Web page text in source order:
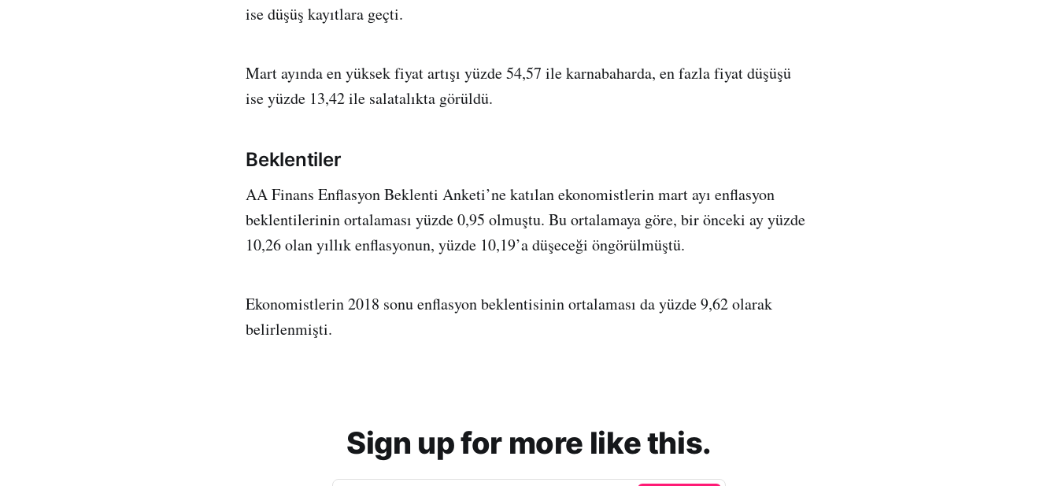
ise düşüş kayıtlara geçti.
Mart ayında en yüksek fiyat artışı yüzde 54,57 ile karnabaharda, en fazla fiyat düşüşü
ise yüzde 13,42 ile salatalıkta görüldü.
Beklentiler
AA Finans Enflasyon Beklenti Anketi’ne katılan ekonomistlerin mart ayı enflasyon
beklentilerinin ortalaması yüzde 0,95 olmuştu. Bu ortalamaya göre, bir önceki ay yüzde
10,26 olan yıllık enflasyonun, yüzde 10,19’a düşeceği öngörülmüştü.
Ekonomistlerin 2018 sonu enflasyon beklentisinin ortalaması da yüzde 9,62 olarak
belirlenmişti.
Sign up for more like this.